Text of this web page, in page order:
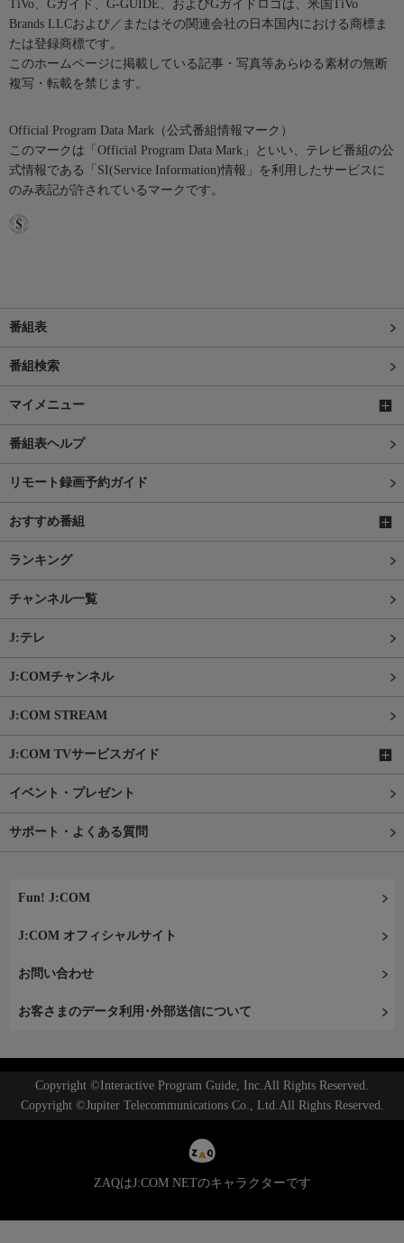
TiVo、Gガイド、G-GUIDE、およびGガイドロゴは、米国TiVo
Brands LLCおよび／またはその関連会社の日本国内における商標ま
たは登録商標です。
このホームページに掲載している記事・写真等あらゆる素材の無断
複写・転載を禁じます。
Official Program Data Mark（公式番組情報マーク）
このマークは「Official Program Data Mark」といい、テレビ番組の公
式情報である「SI(Service Information)情報」を利用したサービスに
のみ表記が許されているマークです。
番組表
番組検索
マイメニュー
番組表ヘルプ
リモート録画予約ガイド
おすすめ番組
ランキング
チャンネル一覧
J:テレ
J:COMチャンネル
J:COM STREAM
J:COM TVサービスガイド
イベント・プレゼント
サポート・よくある質問
Fun! J:COM
J:COM オフィシャルサイト
お問い合わせ
お客さまのデータ利用･外部送信について
Copyright ©Interactive Program Guide, Inc.All Rights Reserved.
Copyright ©Jupiter Telecommunications Co., Ltd.All Rights Reserved.
ZAQはJ:COM NETのキャラクターです